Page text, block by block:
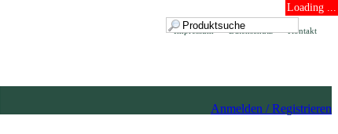
Loading ...
Kontakt
Datenschutz
Impressum
Anmelden / Registrieren